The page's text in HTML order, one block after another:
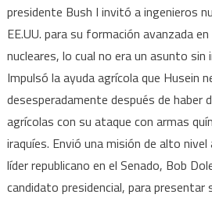
presidente Bush I invitó a ingenieros
EE.UU. para su formación avanzada
nucleares, lo cual no era un asunto sin
Impulsó la ayuda agrícola que Husein
desesperadamente después de haber
agrícolas con su ataque con armas
iraquíes. Envió una misión de alto nivel
líder republicano en el Senado, Bob
candidato presidencial, para